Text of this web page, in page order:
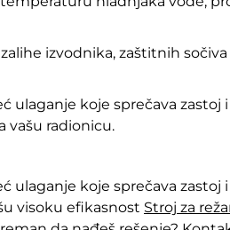
izvodnika, zaštitnih
ulaganje koje sprečava
vašu radionicu.
ulaganje koje sprečava
visoku efikasnost Stroj za